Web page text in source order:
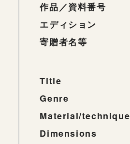
作品／資料番号
エディション
寄贈者名等
Title
Genre
Material/technique
Dimensions